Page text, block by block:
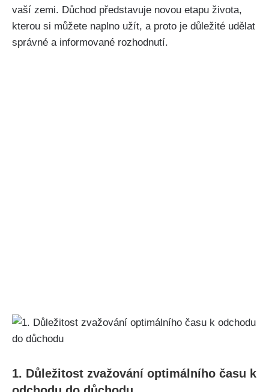
vaší zemi. Důchod představuje novou etapu života,
kterou si můžete naplno užít, a proto je důležité udělat
správné a informované rozhodnutí.
1. Důležitost zvažování optimálního času k